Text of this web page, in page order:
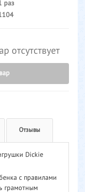
раз
отсутствует
Отзывы
Dickie
с правилами
грамотным